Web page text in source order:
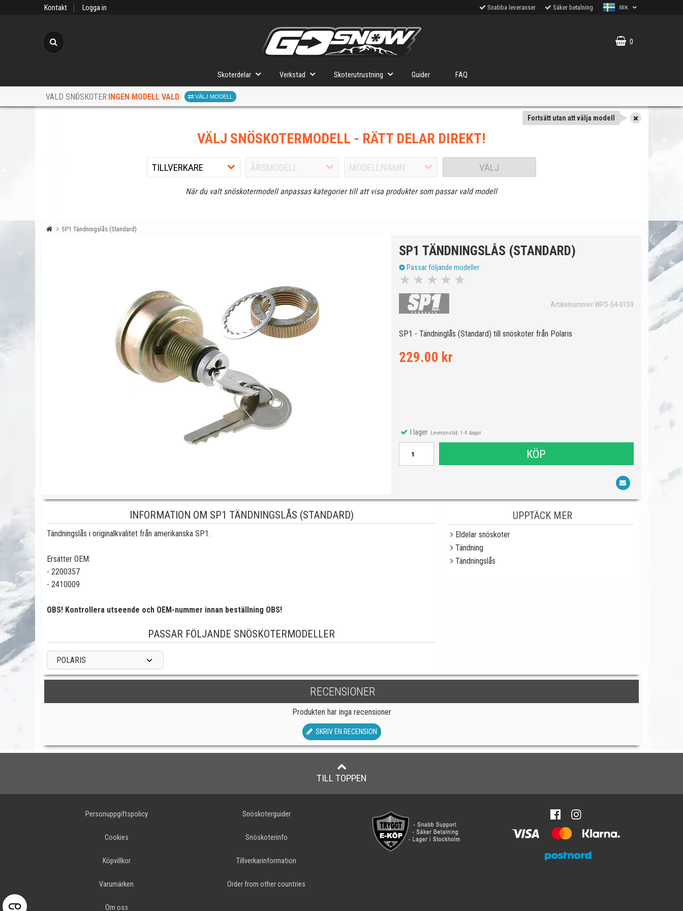
Kontakt Logga in Snabba leveranser Säker betalning SEK
0
Skoterdelar Verkstad Skoterutrustning Guider FAQ
VALD SNÖSKOTER:INGEN MODELL VALD VÄLJ MODELL
Fortsätt utan att välja modell
VÄLJ SNÖSKOTERMODELL - RÄTT DELAR DIREKT!
VÄLJ
När du valt snöskotermodell anpassas kategorier till att visa produkter som passar vald modell
SP1 Tändningslås (Standard)
SP1 TÄNDNINGSLÅS (STANDARD)
Passar följande modeller
★ ★ ★ ★ ★
Artikelnummer WPS-54-0159
SP1 - Tändninglås (Standard) till snöskoter från Polaris
229.00 kr
I lagerLeveranstid: 1-4 dagar
KÖP
INFORMATION OM SP1 TÄNDNINGSLÅS (STANDARD)
Tändningslås i originalkvalitet från amerikanska SP1.
Ersätter OEM:
- 2200357
- 2410009
OBS! Kontrollera utseende och OEM-nummer innan beställning OBS!
PASSAR FÖLJANDE SNÖSKOTERMODELLER
POLARIS
UPPTÄCK MER
Eldelar snöskoter
Tändning
Tändningslås
RECENSIONER
Produkten har inga recensioner
SKRIV EN RECENSION
TILL TOPPEN
Personuppgiftspolicy
Cookies
Köpvillkor
Varumärken
Om oss
Snöskoterguider
Snöskoterinfo
Tillverkarinformation
Order from other countries